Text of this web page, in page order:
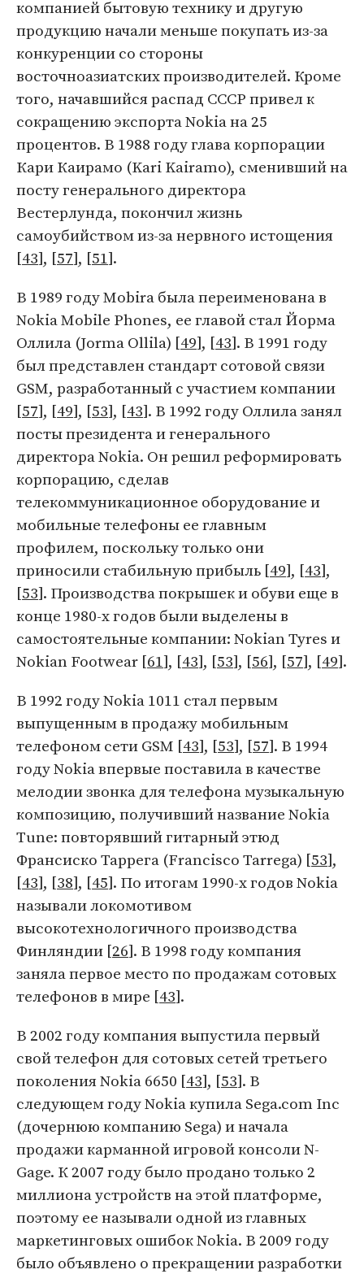
компанией бытовую технику и другую
продукцию начали меньше покупать из-за
конкуренции со стороны
восточноазиатских производителей. Кроме
того, начавшийся распад СССР привел к
сокращению экспорта Nokia на 25
процентов. В 1988 году глава корпорации
Кари Каирамо (Kari Kairamo), сменивший на
посту генерального директора
Вестерлунда, покончил жизнь
самоубийством из-за нервного истощения
[43], [57], [51].
В 1989 году Mobira была переименована в
Nokia Mobile Phones, ее главой стал Йорма
Оллила (Jorma Ollila) [49], [43]. В 1991 году
был представлен стандарт сотовой связи
GSM, разработанный с участием компании
[57], [49], [53], [43]. В 1992 году Оллила занял
посты президента и генерального
директора Nokia. Он решил реформировать
корпорацию, сделав
телекоммуникационное оборудование и
мобильные телефоны ее главным
профилем, поскольку только они
приносили стабильную прибыль [49], [43],
[53]. Производства покрышек и обуви еще в
конце 1980-х годов были выделены в
самостоятельные компании: Nokian Tyres и
Nokian Footwear [61], [43], [53], [56], [57], [49].
В 1992 году Nokia 1011 стал первым
выпущенным в продажу мобильным
телефоном сети GSM [43], [53], [57]. В 1994
году Nokia впервые поставила в качестве
мелодии звонка для телефона музыкальную
композицию, получивший название Nokia
Tune: повторявший гитарный этюд
Франсиско Таррега (Francisco Tarrega) [53],
[43], [38], [45]. По итогам 1990-х годов Nokia
называли локомотивом
высокотехнологичного производства
Финляндии [26]. В 1998 году компания
заняла первое место по продажам сотовых
телефонов в мире [43].
В 2002 году компания выпустила первый
свой телефон для сотовых сетей третьего
поколения Nokia 6650 [43], [53]. В
следующем году Nokia купила Sega.com Inc
(дочернюю компанию Sega) и начала
продажи карманной игровой консоли N-
Gage. К 2007 году было продано только 2
миллиона устройств на этой платформе,
поэтому ее называли одной из главных
маркетинговых ошибок Nokia. В 2009 году
было объявлено о прекращении разработки